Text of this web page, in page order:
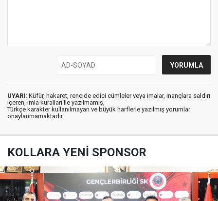
UYARI: Küfür, hakaret, rencide edici cümleler veya imalar, inançlara saldırı
içeren, imla kuralları ile yazılmamış,
Türkçe karakter kullanılmayan ve büyük harflerle yazılmış yorumlar
onaylanmamaktadır.
KOLLARA YENİ SPONSOR